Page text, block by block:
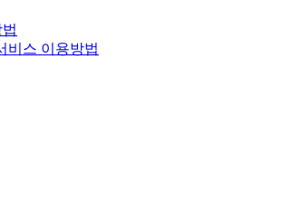
비스 이용방법